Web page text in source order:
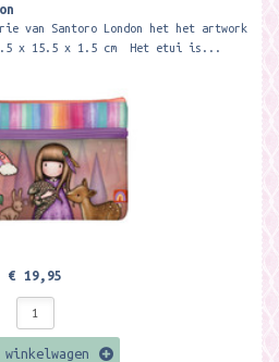
van Santoro London het het artwork
x 15.5 x 1.5 cm Het etui is...
€ 19,95